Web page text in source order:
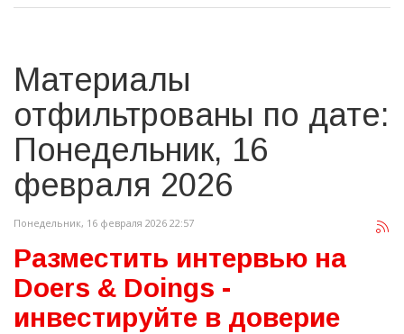
Материалы
отфильтрованы по дате:
Понедельник, 16
февраля 2026
Понедельник, 16 февраля 2026 22:57
Разместить интервью на
Doers & Doings -
инвестируйте в доверие